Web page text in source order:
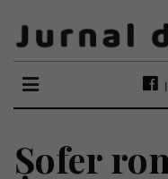
Șofer